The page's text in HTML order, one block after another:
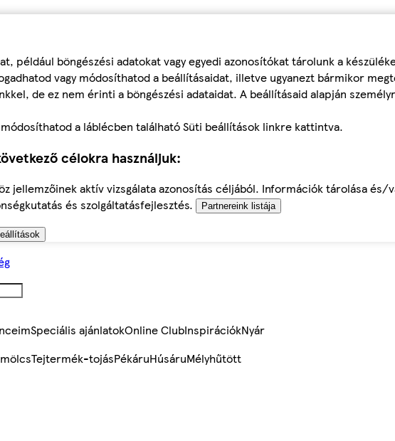
például böngészési adatokat vagy egyedi azonosítókat tárolunk a
vagy módosíthatod a beállításaidat, illetve ugyanezt bármikor
de ez nem érinti a böngészési adataidat. A beállításaid alapján
a láblécben található Süti beállítások linkre kattintva.
célokra használjuk:
jellemzőinek aktív vizsgálata azonosítás céljából. Információk tárolása
és szolgáltatásfejlesztés.
Partnereink listája
Speciális ajánlatokOnline ClubInspirációkNyár
Tejtermék-tojásPékáruHúsáruMélyhűtött